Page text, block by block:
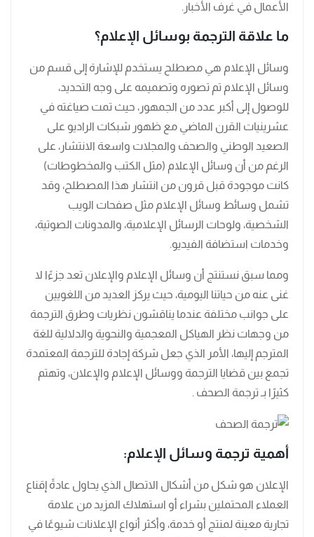
الأعمال في غرف الأخبار.
ما علاقة الترجمة بوسائل الإعلام؟
وسائل الإعلام هي مصطلح يستخدم للإشارة إلى قسم من
وسائل الإعلام تم تصوره وتصميمه على وجه التحديد،
للوصول إلى أكبر عدد من الجمهور، حيث تمت صياغته في
عشرينيات القرن الماضي مع ظهور شبكات الراديو على
الصعيد الوطني والصحف والمجلات واسعة الانتشار، على
الرغم من أن وسائل الإعلام (مثل الكتب والمخطوطات)
كانت موجودة قبل قرون من انتشار هذا المصطلح، وقد
تشمل وسائط وسائل الإعلام مثل صفحات الويب
الشخصية، ولوحات الرسائل الإعلامية، والمدونات الصوتية،
وخدمات استضافة الفيديو.
ومما سبق نستنتج أن وسائل الإعلام والإعلان تعد جزءًا لا
غنى عنه من حياتنا اليومية، حيث يركز العديد من اللغويين
على جوانب مختلفة عندما يناقشون نظريات وطرق الترجمة
من وجهات نظر الهياكل المعجمية والنحوية والدلالية للغة
المترجم إليها، الأمر الذي جعل شركة إجادة للترجمة المعتمدة
تجمع بين قضايا الترجمة ووسائل الإعلام والإعلان، وتهتم
كثيرًا بـ ترجمة الصحف .
أهمية ترجمة وسائل الإعلام:
الإعلان هو شكل من أشكال الاتصال الذي يحاول عادةً إقناع
العملاء المحتملين بشراء أو استهلاك المزيد من علامة
تجارية معينة لمنتج أو خدمة، وأكثر أنواع الإعلانات شيوعًا في